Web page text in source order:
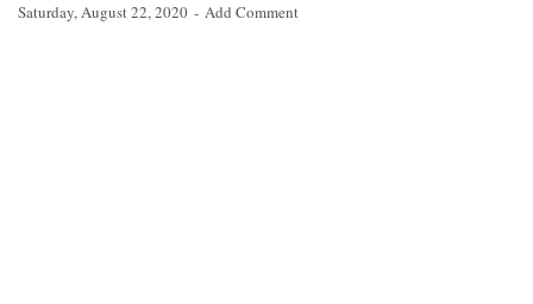
Saturday, August 22, 2020 Add Comment